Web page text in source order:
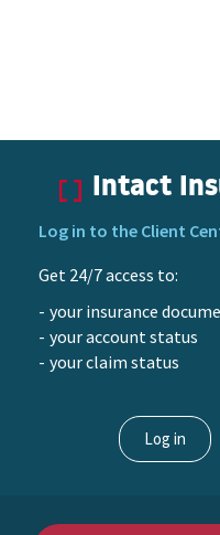
Intact
Log in to the Client
Get 24/7 access to:
your insurance
your account status
your claim status
Log in